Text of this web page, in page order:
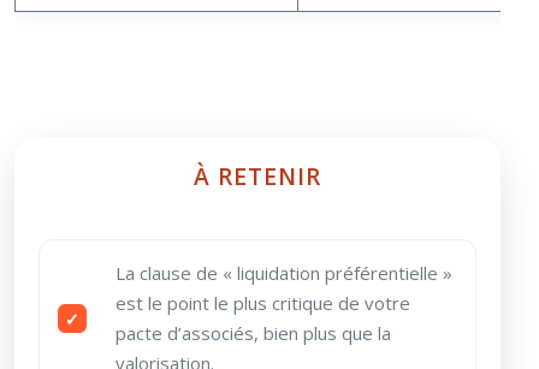
À RETENIR
La clause de « liquidation préférentielle »
est le point le plus critique de votre
pacte d’associés, bien plus que la
valorisation.